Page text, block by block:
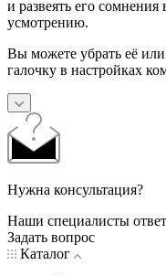
и развеять его
усмотрению.
Вы можете убрать её
галочку в настройках
Нужна консультация?
Наши специалисты
Задать вопрос
Каталог